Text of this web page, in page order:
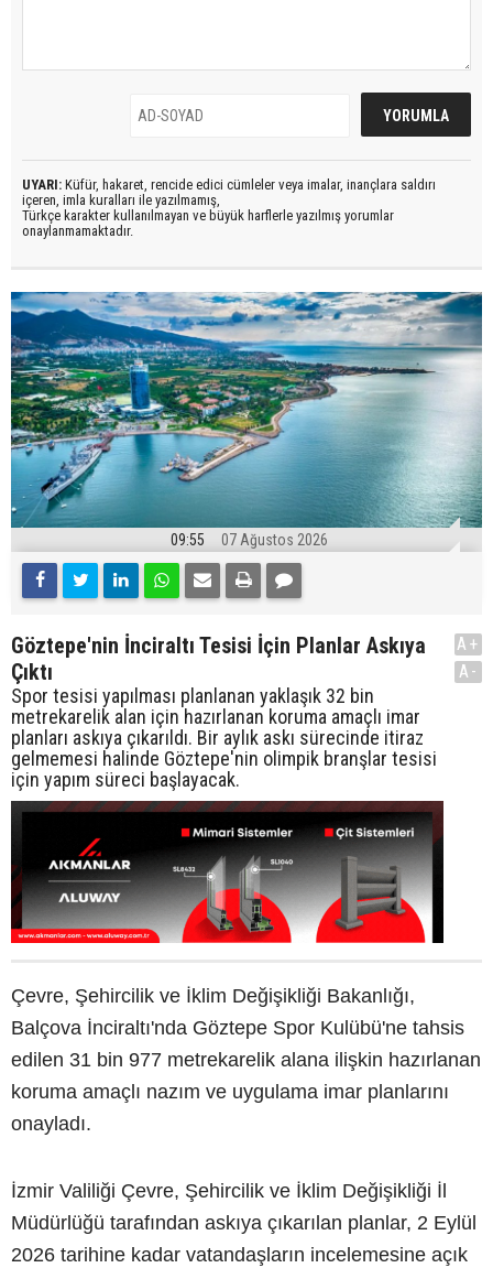
UYARI: Küfür, hakaret, rencide edici cümleler veya imalar, inançlara saldırı
içeren, imla kuralları ile yazılmamış,
Türkçe karakter kullanılmayan ve büyük harflerle yazılmış yorumlar
onaylanmamaktadır.
09:55 07 Ağustos 2026
Göztepe'nin İnciraltı Tesisi İçin Planlar Askıya
Çıktı
Spor tesisi yapılması planlanan yaklaşık 32 bin
metrekarelik alan için hazırlanan koruma amaçlı imar
planları askıya çıkarıldı. Bir aylık askı sürecinde itiraz
gelmemesi halinde Göztepe'nin olimpik branşlar tesisi
için yapım süreci başlayacak.
A+
A-
Çevre, Şehircilik ve İklim Değişikliği Bakanlığı,
Balçova İnciraltı'nda Göztepe Spor Kulübü'ne tahsis
edilen 31 bin 977 metrekarelik alana ilişkin hazırlanan
koruma amaçlı nazım ve uygulama imar planlarını
onayladı.
İzmir Valiliği Çevre, Şehircilik ve İklim Değişikliği İl
Müdürlüğü tarafından askıya çıkarılan planlar, 2 Eylül
2026 tarihine kadar vatandaşların incelemesine açık